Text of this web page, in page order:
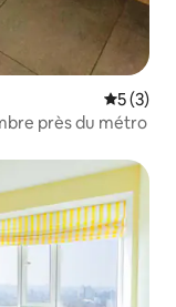
5 (3)
près du métro